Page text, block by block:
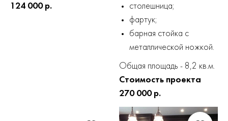
124 000 р.
столешница;
фартук;
барная стойка с
металлической ножкой.
Общая площадь - 8,2 кв.м.
Стоимость проекта
270 000 р.